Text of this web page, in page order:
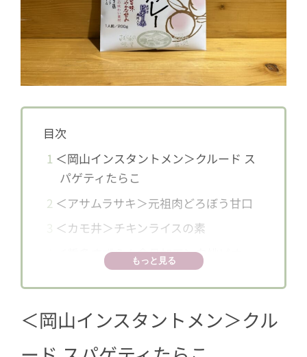
目次
1 ＜岡山インスタントメン＞クルード ス
パゲティたらこ
2 ＜アサムラサキ＞元祖肉どろぼう甘口
＜カモ井＞チキンライスの素
＜哲多すずらん食品加工＞白桃ピオー
ネカレー
もっと見る
＜岡山インスタントメン＞クル